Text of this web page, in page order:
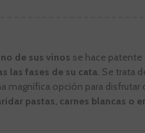
de sus vinos se hace patente
las fases de su cata. Se trata
magnífica opción para
pastas, carnes blancas o